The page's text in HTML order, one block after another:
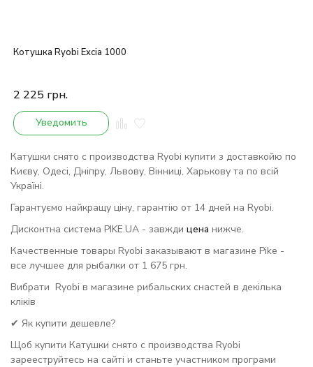
Котушка Ryobi Excia 1000
2 225 грн.
Уведомить
Катушки снято с производства Ryobi купити з доставкойю по
Києву, Одесі, Дніпру, Львову, Вінниці, Харькову та по всій
Україні.
Гарантуємо найкращу ціну, гарантію от 14 дней на Ryobi.
Дисконтна система PIKE.UA - завжди цена нижче.
Качественные товары Ryobi заказывают в магазине Pike -
все лучшее для рыбалки от 1 675 грн.
Вибрати Ryobi в магазине рибальских снастей в декілька
кліків
✔ Як купити дешевле?
Щоб купити Катушки снято с производства Ryobi
зарееструйтесь на сайті и станьте участником програми